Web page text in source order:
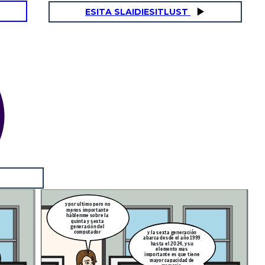
ESITA SLAIDIESITLUST
y por ultimo pero no
menos importante
háblenme sobre la
quinta y sexta
generación del
computador y la sexta generación
abarca desde el año 1999
hasta el 2024, y su
elemento mas
importante es que tiene
mayor capacidad de